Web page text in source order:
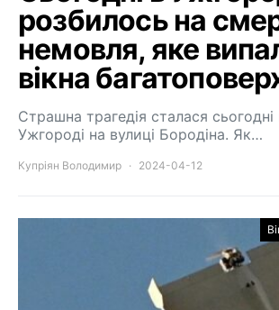
розбилось на
немовля, яке
вікна
Страшна трагедія сталася сьогодні
Ужгороді на вулиці Бородіна. Як…
Купріян Володимир 2024-04-12